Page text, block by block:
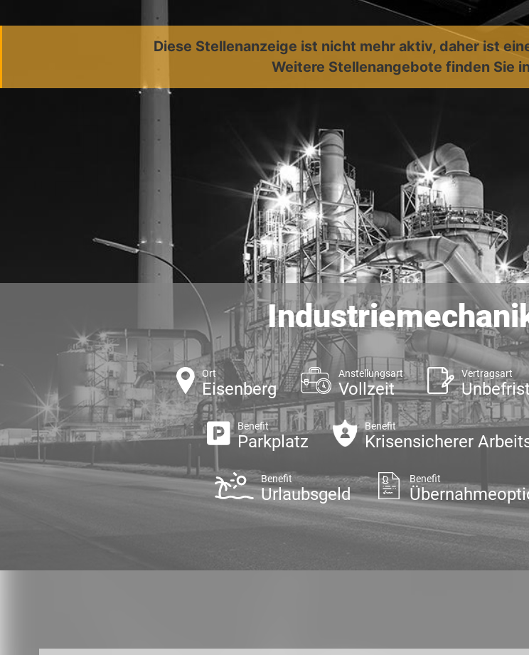
Diese Stellenanzeige ist nicht mehr aktiv, daher ist
Weitere Stellenangebote finden Sie
Ort
Eisenberg
Anstellungsart
Vollzeit
Vertragsart
Benefit
Parkplatz
Benefit
Krisensicherer
Benefit
Urlaubsgeld
Benefit